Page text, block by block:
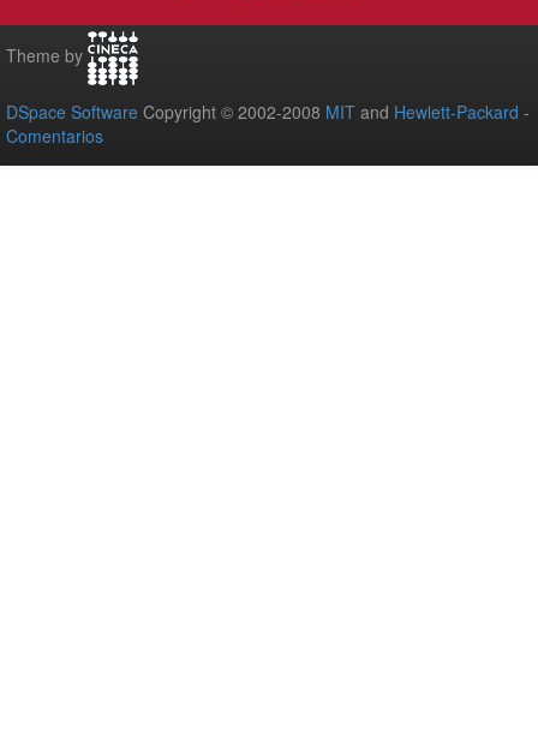
Theme by
DSpace Software Copyright © 2002-2008 MIT and Hewlett-Packard -
Comentarios